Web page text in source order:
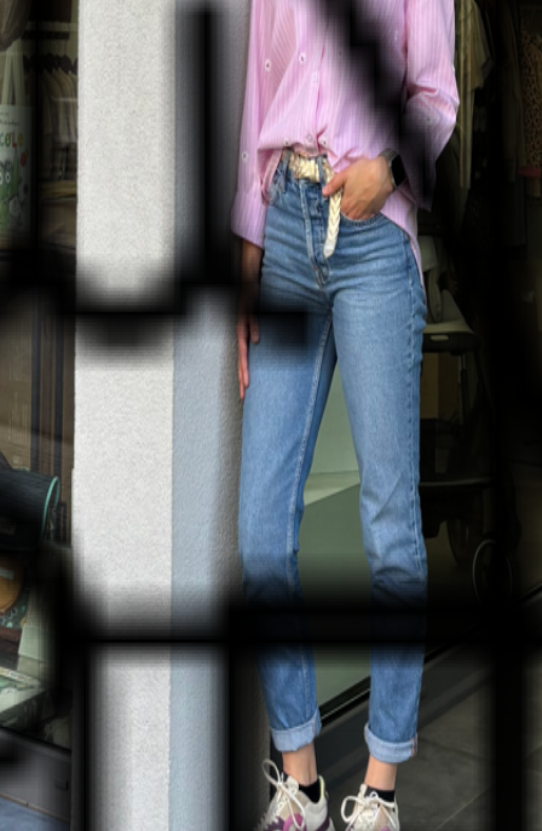
vente et le choix sont les mots d’ordre de notre boutique.
vie.